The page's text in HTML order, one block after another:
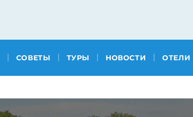
СОВЕТЫ ТУРЫ НОВОСТИ ОТЕЛИ